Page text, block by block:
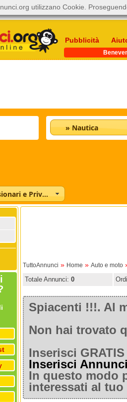
Pubblicità
» Nautica
Concessionari e Privati
TuttoAnnunci » Home » Auto e moto
Totale Annunci: 0
Spiacenti !!!. Al
Non hai trovato
Inserisci
Inserisci
In questo modo
interessati al
utilizzano Cookie.